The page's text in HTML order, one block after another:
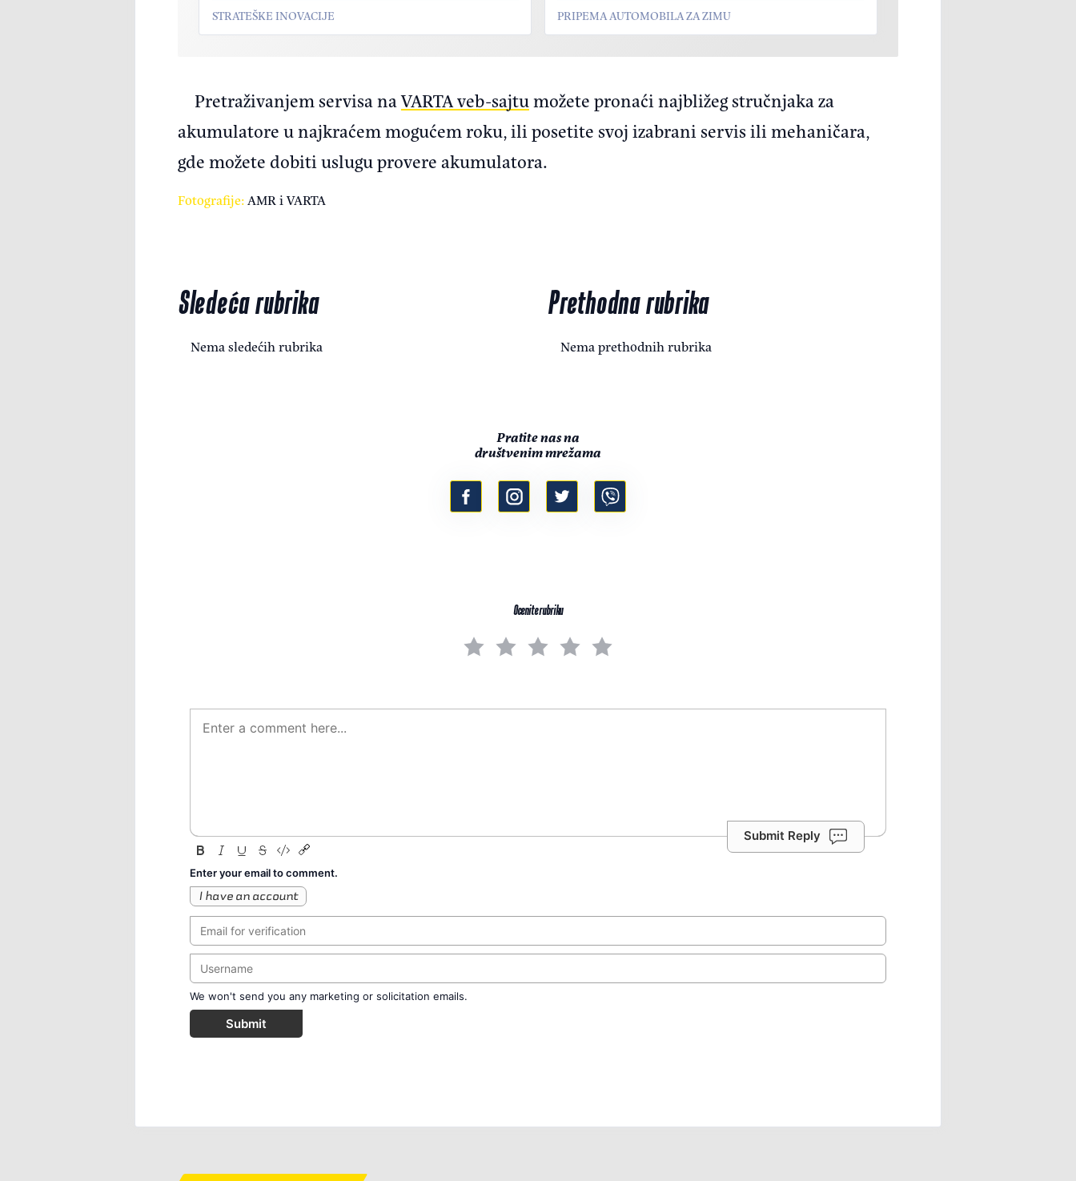
STRATEŠKE INOVACIJE PRIPEMA AUTOMOBILA ZA ZIMU
Pretraživanjem servisa naVARTA veb-sajtumožete pronaći najbližeg stručnjaka za
akumulatore u najkraćem mogućem roku, ili posetite svoj izabrani servis ili mehaničara,
gde možete dobiti uslugu provere akumulatora.
Fotografije: AMR i VARTA
Sledeća rubrika
Nema sledećih rubrika
Prethodna rubrika
Nema prethodnih rubrika
Pratite nas na
društvenim mrežama
Ocenite rubriku
Submit Reply
Enter your email to comment.
I have an account
We won't send you any marketing or solicitation emails.
Submit